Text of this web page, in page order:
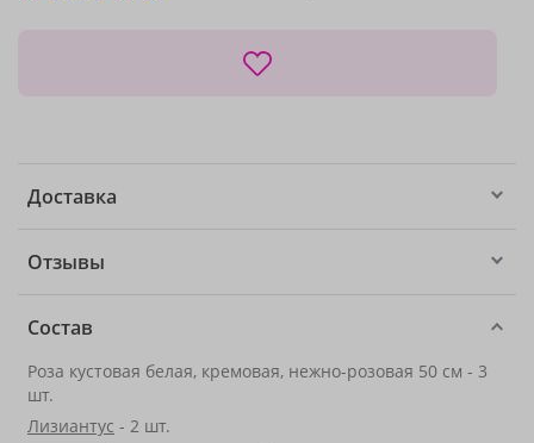
Доставка
Отзывы
Состав
Роза кустовая белая, кремовая, нежно-розовая 50 см - 3
шт.
Лизиантус - 2 шт.